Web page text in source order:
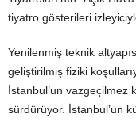
tiyatro gösterileri
Yenilenmiş teknik
geliştirilmiş fiziki
İstanbul’un vazgeçilmez
sürdürüyor. İstanbul’un